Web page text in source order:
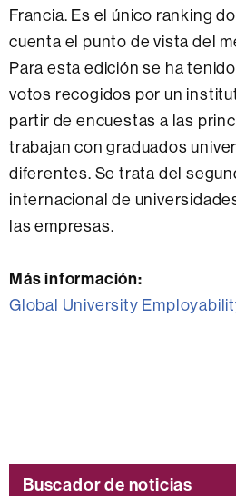
Francia. Es el único ranking
cuenta el punto de vista del
Para esta edición se ha
votos recogidos por un
partir de encuestas a las
trabajan con graduados
diferentes. Se trata del
internacional de
las empresas.
Más información:
Global University
Buscador de noticias